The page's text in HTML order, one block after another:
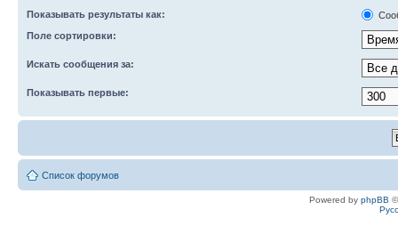
Показывать результаты как:
Поле сортировки:
Искать сообщения за:
Показывать первые:
Список форумов
Powered by phpBB